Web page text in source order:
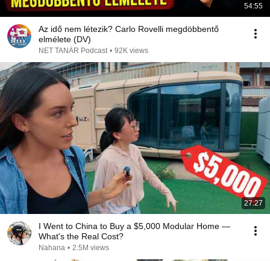
54:55
Az idő nem létezik? Carlo Rovelli megdöbbentő
elmélete (DV)
NET TANÁR Podcast • 92K views
27:27
I Went to China to Buy a $5,000 Modular Home —
What's the Real Cost?
Nahana • 2.5M views